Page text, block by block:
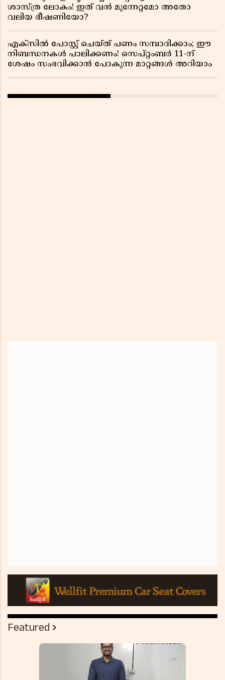
ശാസ്ത്ര ലോകം! ഇത് വൻ മുന്നേറ്റമോ അതോ
വലിയ ഭീഷണിയോ?
എക്സിൽ പോസ്റ്റ് ചെയ്ത് പണം സമ്പാദിക്കാം; ഈ
നിബന്ധനകൾ പാലിക്കണം! സെപ്റ്റംബർ 11-ന്
ശേഷം സംഭവിക്കാൻ പോകുന്ന മാറ്റങ്ങൾ അറിയാം
Featured